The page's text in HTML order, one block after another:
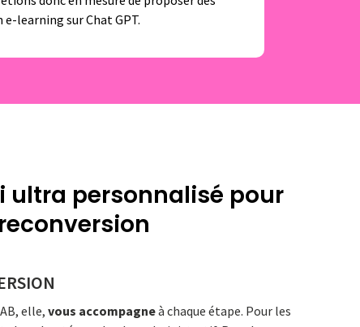
e-learning sur Chat GPT.
ultra personnalisé pour
elle, vous accompagneà chaque étape. Pour les